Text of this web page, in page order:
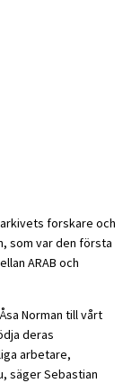
forskare och
som var den första
ARAB och
Norman till vårt
deras
arbetare,
säger Sebastian